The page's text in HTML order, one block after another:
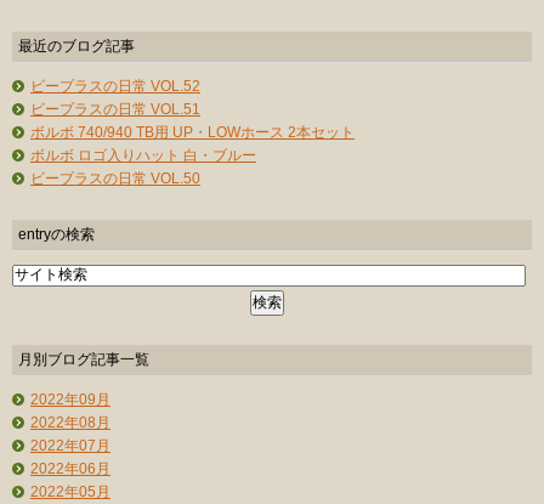
最近のブログ記事
ビープラスの日常 VOL.52
ビープラスの日常 VOL.51
ボルボ 740/940 TB用 UP・LOWホース 2本セット
ボルボ ロゴ入りハット 白・ブルー
ビープラスの日常 VOL.50
entryの検索
月別ブログ記事一覧
2022年09月
2022年08月
2022年07月
2022年06月
2022年05月